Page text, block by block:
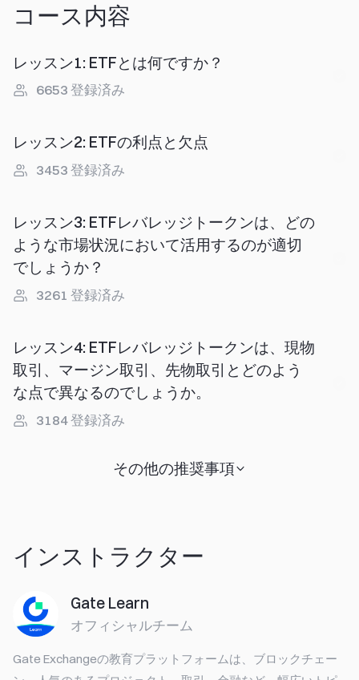
コース内容
レッスン1: ETFとは何ですか？
6653 登録済み
レッスン2: ETFの利点と欠点
3453 登録済み
レッスン3: ETFレバレッジトークンは、どの
ような市場状況において活用するのが適切
でしょうか？
3261 登録済み
レッスン4: ETFレバレッジトークンは、現物
取引、マージン取引、先物取引とどのよう
な点で異なるのでしょうか。
3184登録済み
その他の推奨事項
インストラクター
Gate Learn
オフィシャルチーム
Gate Exchangeの教育プラットフォームは、ブロックチェー